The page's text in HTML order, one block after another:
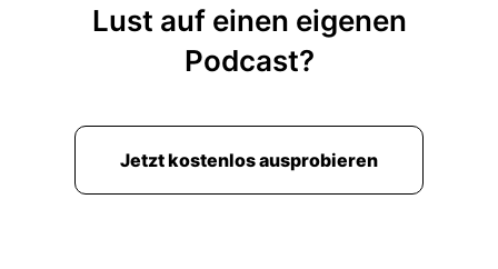
Lust auf einen eigenen
Podcast?
Jetzt kostenlos ausprobieren